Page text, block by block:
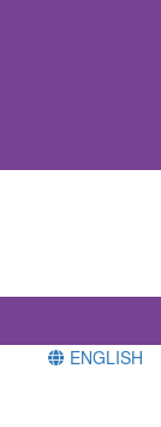
ENGLISH